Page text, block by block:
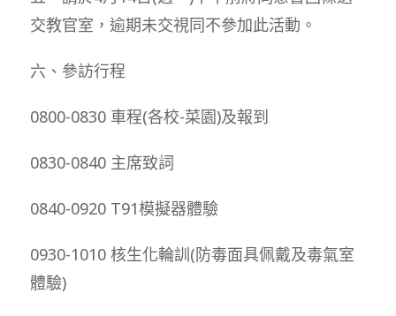
交教官室，逾期未交視同不參加此活動。
六、參訪行程
0800-0830 車程(各校-菜園)及報到
0830-0840 主席致詞
0840-0920 T91模擬器體驗
0930-1010 核生化輪訓(防毒面具佩戴及毒氣室
體驗)